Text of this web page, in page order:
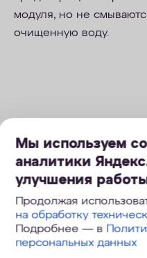
модуля, но не
очищенную воду.
Мы используем
аналитики
улучшения
Продолжая
на обработку
Подробнее — в
персональных данных